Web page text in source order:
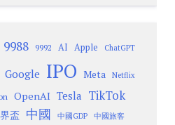
9988 9992 AI Apple ChatGPT
Google IPO Meta Netflix
OpenAI Tesla TikTok
盃 中國 中國GDP 中國旅客